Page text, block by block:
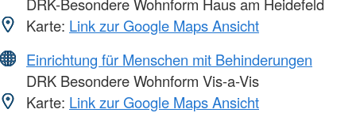
Karte: Link zur Google Maps Ansicht
Einrichtung für Menschen mit Behinderungen
DRK Besondere Wohnform Vis-a-Vis
Karte: Link zur Google Maps Ansicht